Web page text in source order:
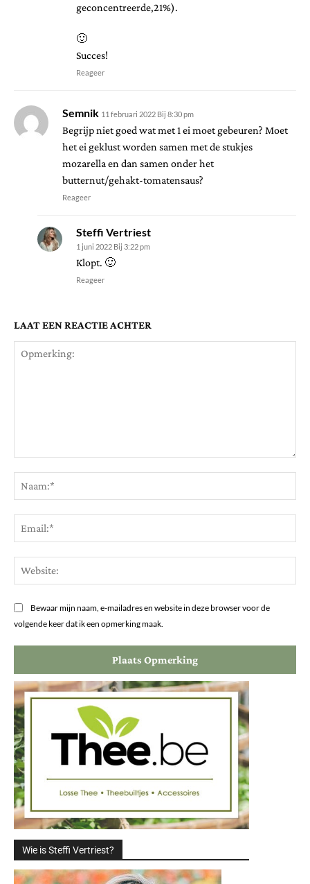
geconcentreerde,21%).
🙂
Succes!
Reageer
Semnik 11 februari 2022 Bij 8:30 pm
Begrijp niet goed wat met 1 ei moet gebeuren? Moet
het ei geklust worden samen met de stukjes
mozarella en dan samen onder het
butternut/gehakt-tomatensaus?
Reageer
Steffi Vertriest
1 juni 2022 Bij 3:22 pm
Klopt. 🙂
Reageer
LAAT EEN REACTIE ACHTER
Bewaar mijn naam, e-mailadres en website in deze browser voor de
volgende keer dat ik een opmerking maak.
Wie is Steffi Vertriest?